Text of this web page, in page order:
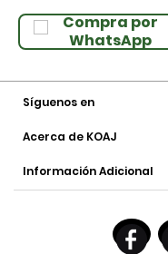
Compra por
WhatsApp
Síguenos en
Acerca de KOAJ
Información Adicional